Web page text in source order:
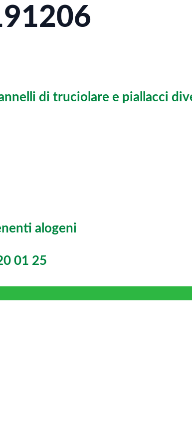
di truciolare e piallacci
alogeni
01 25